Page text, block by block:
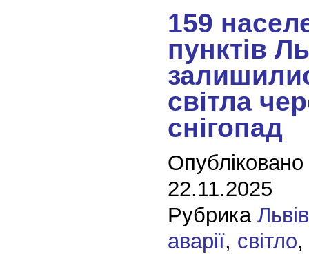
159
пунктів
світла
снігопад
22.11.2025
Рубрика
аварії, світло,